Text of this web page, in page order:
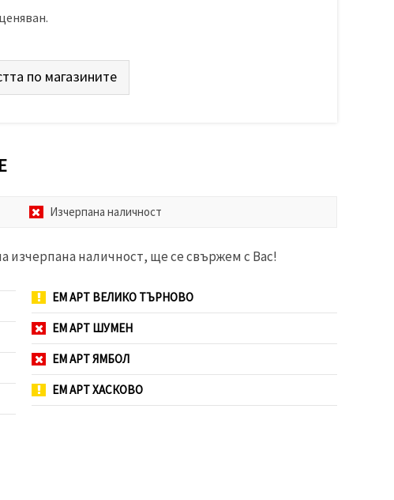
по магазините
Изчерпана наличност
изчерпана наличност, ще се свържем с Вас!
ЕМ АРТ ВЕЛИКО ТЪРНОВО
ЕМ АРТ ШУМЕН
ЕМ АРТ ЯМБОЛ
ЕМ АРТ ХАСКОВО